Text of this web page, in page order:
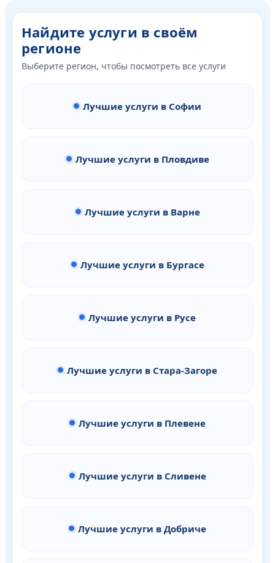
Найдите услуги в своём
регионе
Выберите регион, чтобы посмотреть все услуги
Лучшие услуги в Софии
Лучшие услуги в Пловдиве
Лучшие услуги в Варне
Лучшие услуги в Бургасе
Лучшие услуги в Русе
Лучшие услуги в Стара-Загоре
Лучшие услуги в Плевене
Лучшие услуги в Сливене
Лучшие услуги в Добриче